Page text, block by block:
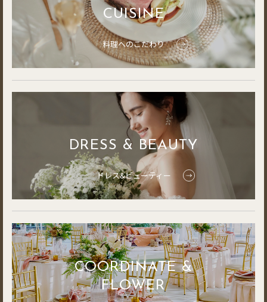
CUISINE
料理へのこだわり
DRESS & BEAUTY
ドレス&ビューティー
COORDINATE &
FLOWER